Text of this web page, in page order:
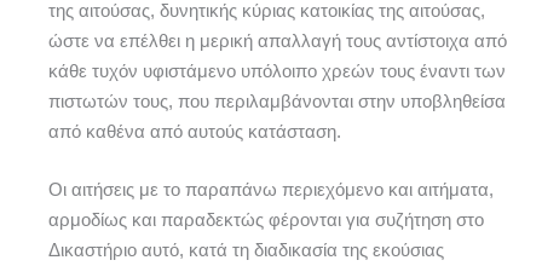
της αιτούσας, δυνητικής κύριας κατοικίας της αιτούσας,
ώστε να επέλθει η μερική απαλλαγή τους αντίστοιχα από
κάθε τυχόν υφιστάμενο υπόλοιπο χρεών τους έναντι των
πιστωτών τους, που περιλαμβάνονται στην υποβληθείσα
από καθένα από αυτούς κατάσταση.
Οι αιτήσεις με το παραπάνω περιεχόμενο και αιτήματα,
αρμοδίως και παραδεκτώς φέρονται για συζήτηση στο
Δικαστήριο αυτό, κατά τη διαδικασία της εκούσιας